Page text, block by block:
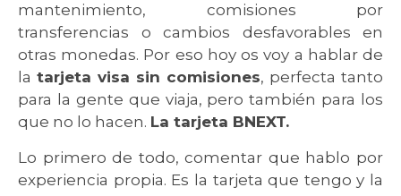
mantenimiento, comisiones por
transferencias o cambios desfavorables en
otras monedas. Por eso hoy os voy a hablar de
la tarjeta visa sin comisiones, perfecta tanto
para la gente que viaja, pero también para los
que no lo hacen. La tarjeta BNEXT.
Lo primero de todo, comentar que hablo por
experiencia propia. Es la tarjeta que tengo y la